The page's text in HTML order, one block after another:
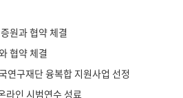
원과 협약 체결
협약 체결
연구재단 융복합 지원사업 선정
라인 시범연수 성료